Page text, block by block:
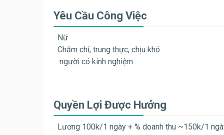
Yêu Cầu Công Việc
Nữ
Chăm chỉ, trung thực, chịu khó
người có kinh nghiệm
Quyền Lợi Được Hưởng
Lương 100k/1 ngày + % doanh thu ~150k/1